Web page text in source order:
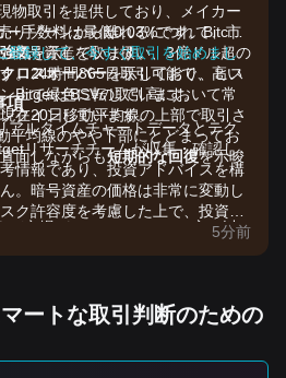
りゾーンから離れるにつれて、市
気を示しています。
ロスオーバーを示しており、ヒス
上で緑色に転じています。
在20日移動平均線の上部で取引さ
平均線のやや下部にとどまってお
面しながらも短期的な回復を示唆
び市場パフォーマンスは、主に以
が、基礎的な支えを提供していま
物取引を提供しており、メイカー
手数料は最低0.03%です。Bitcoin
暗号資産を取り扱い、3億ドル超の
。24時間365日取引可能で、高い
BitgetはBSVの取引高において常
クインしています。
登録して、今すぐ取引を始めまし
項
アルタイムチャートデータとテク
リサーチチームが収集・確認し
情報であり、投資アドバイスを構
。暗号資産の価格は非常に変動し
ク許容度を考慮した上で、投資判
5分前
ートな取引判断のための